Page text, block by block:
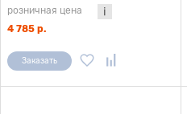
розничная цена
4 785 р.
Заказать